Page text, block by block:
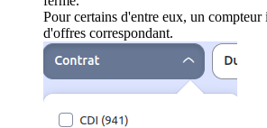
Pour certains d'entre eux, un
d'offres correspondant.